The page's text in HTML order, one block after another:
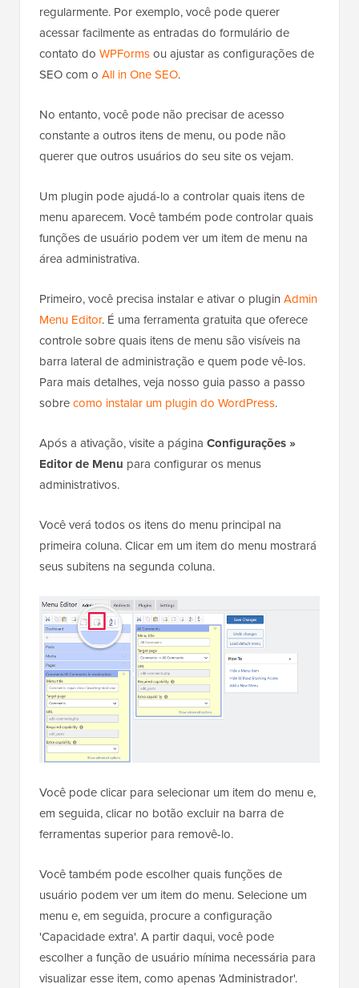
regularmente. Por exemplo, você pode querer
acessar facilmente as entradas do formulário de
contato do WPFormsou ajustar as configurações de
SEO com o All in One SEO.
No entanto, você pode não precisar de acesso
constante a outros itens de menu, ou pode não
querer que outros usuários do seu site os vejam.
Um plugin pode ajudá-lo a controlar quais itens de
menu aparecem. Você também pode controlar quais
funções de usuário podem ver um item de menu na
área administrativa.
Primeiro, você precisa instalar e ativar o plugin Admin
Menu Editor. É uma ferramenta gratuita que oferece
controle sobre quais itens de menu são visíveis na
barra lateral de administração e quem pode vê-los.
Para mais detalhes, veja nosso guia passo a passo
sobrecomo instalar um plugin do WordPress.
Após a ativação, visite a página Configurações »
Editor de Menu para configurar os menus
administrativos.
Você verá todos os itens do menu principal na
primeira coluna. Clicar em um item do menu mostrará
seus subitens na segunda coluna.
Você pode clicar para selecionar um item do menu e,
em seguida, clicar no botão excluir na barra de
ferramentas superior para removê-lo.
Você também pode escolher quais funções de
usuário podem ver um item do menu. Selecione um
menu e, em seguida, procure a configuração
'Capacidade extra'. A partir daqui, você pode
escolher a função de usuário mínima necessária para
visualizar esse item, como apenas 'Administrador'.